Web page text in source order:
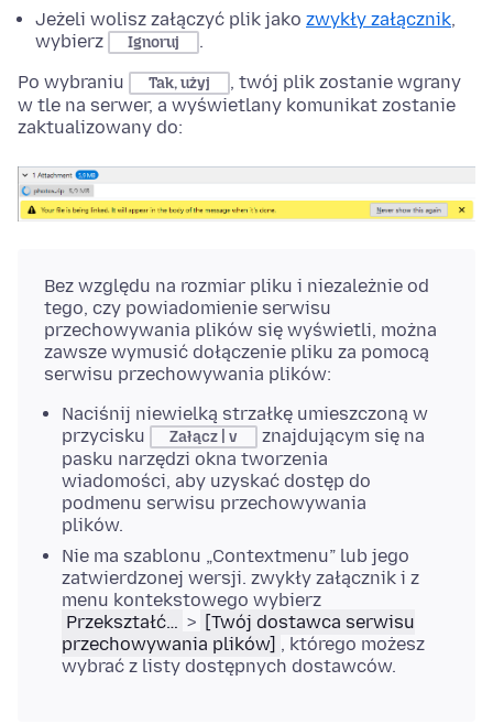
Jeżeli wolisz załączyć plik jako zwykły załącznik,
wybierz
Ignoruj
.
Po wybraniu
Tak, użyj
, twój plik zostanie wgrany
w tle na serwer, a wyświetlany komunikat zostanie
zaktualizowany do:
Bez względu na rozmiar pliku i niezależnie od
tego, czy powiadomienie serwisu
przechowywania plików się wyświetli, można
zawsze wymusić dołączenie pliku za pomocą
serwisu przechowywania plików:
Naciśnij niewielką strzałkę umieszczoną w
przycisku
Załącz | v
znajdującym się na
pasku narzędzi okna tworzenia
wiadomości, aby uzyskać dostęp do
podmenu serwisu przechowywania
plików.
Nie ma szablonu „Contextmenu” lub jego
zatwierdzonej wersji. zwykły załącznik i z
menu kontekstowego wybierz
Przekształć… > [Twój dostawca serwisu
przechowywania plików] , którego możesz
wybrać z listy dostępnych dostawców.